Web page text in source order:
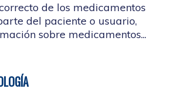
de los medicamentos
del paciente o usuario,
sobre medicamentos...